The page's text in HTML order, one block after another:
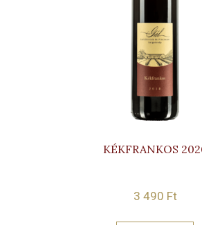
KÉKFRANKOS
3 490 Ft